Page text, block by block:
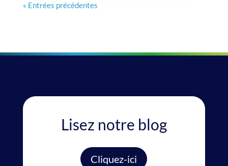
« Entrées précédentes
Lisez notre blog
Cliquez-ici